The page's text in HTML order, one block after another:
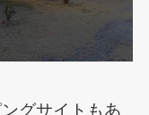
グサイトもあ